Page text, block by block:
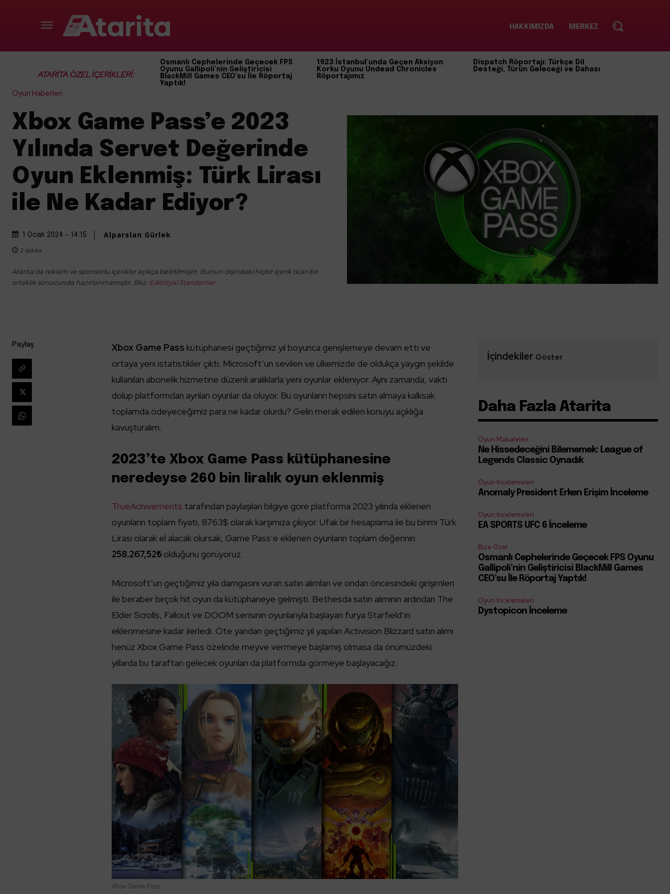
HAKKIMIZDA MERKEZ
ATARİTA ÖZEL İÇERİKLERİ:
Osmanlı Cephelerinde Geçecek FPS
Oyunu Gallipoli’nin Geliştiricisi
BlackMill Games CEO’su İle Röportaj
Yaptık!
1923 İstanbul’unda Geçen Aksiyon
Korku Oyunu Undead Chronicles
Röportajımız
Dispatch Röportajı: Türkçe Dil
Desteği, Türün Geleceği ve Dahası
Oyun Haberleri
Xbox Game Pass’e 2023
Yılında Servet Değerinde
Oyun Eklenmiş: Türk Lirası
ile Ne Kadar Ediyor?
1 Ocak 2024 - 14:15 Alparslan Gürlek
2 dakika
Atarita'da reklam ve sponsorlu içerikler açıkça belirtilmiştir. Bunun dışındaki hiçbir içerik ticari bir
ortaklık sonucunda hazırlanmamıştır. Bkz: Editöryal Standartlar
Paylaş Xbox Game Pass kütüphanesi geçtiğimiz yıl boyunca genişlemeye devam etti ve
ortaya yeni istatistikler çıktı. Microsoft’un sevilen ve ülkemizde de oldukça yaygın şekilde
kullanılan abonelik hizmetine düzenli aralıklarla yeni oyunlar ekleniyor. Aynı zamanda, vakti
dolup platformdan ayrılan oyunlar da oluyor. Bu oyunların hepsini satın almaya kalksak
toplamda ödeyeceğimiz para ne kadar olurdu? Gelin merak edilen konuyu açıklığa
kavuşturalım.
2023’te Xbox Game Pass kütüphanesine
neredeyse 260 bin liralık oyun eklenmiş
TrueAchivements tarafından paylaşılan bilgiye göre platforma 2023 yılında eklenen
oyunların toplam fiyatı, 8763$ olarak karşımıza çıkıyor. Ufak bir hesaplama ile bu birimi Türk
Lirası olarak el alacak olursak, Game Pass’e eklenen oyunların toplam değerinin
258.267,52₺olduğunu görüyoruz.
Microsoft’un geçtiğimiz yıla damgasını vuran satın alımları ve ondan öncesindeki girişimleri
ile beraber birçok hit oyun da kütüphaneye gelmişti. Bethesda satın alımının ardından The
Elder Scrolls, Fallout ve DOOM serisinin oyunlarıyla başlayan furya Starfield’ın
eklenmesine kadar ilerledi. Öte yandan geçtiğimiz yıl yapılan Activision Blizzard satın alımı
henüz Xbox Game Pass özelinde meyve vermeye başlamış olmasa da önümüzdeki
yıllarda bu taraftan gelecek oyunları da platformda görmeye başlayacağız.
Xbox Game Pass
İçindekiler Göster
Daha Fazla Atarita
Oyun Makaleleri
Ne Hissedeceğini Bilememek: League of
Legends Classic Oynadık
Oyun İncelemeleri
Anomaly President Erken Erişim İnceleme
Oyun İncelemeleri
EA SPORTS UFC 6 İnceleme
Bize Özel
Osmanlı Cephelerinde Geçecek FPS Oyunu
Gallipoli’nin Geliştiricisi BlackMill Games
CEO’su İle Röportaj Yaptık!
Oyun İncelemeleri
Dystopicon İnceleme